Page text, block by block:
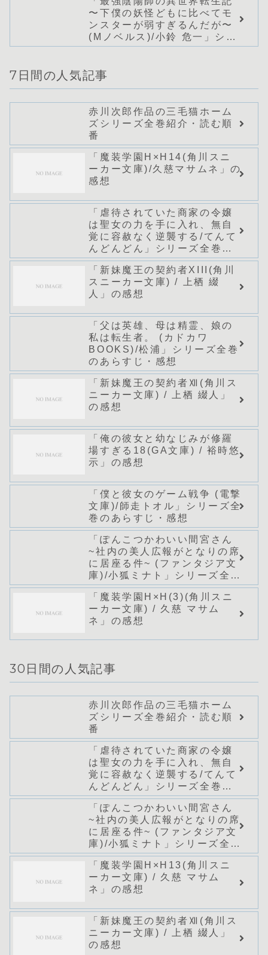
〜下僕の妖怪どもに比べてモ
ンスターが弱すぎるんだが〜
(Mノベルス)/小鈴 危一」シリ
ーズ全巻のあらすじ・感想
7日間の人気記事
赤川次郎作品の三毛猫ホーム
ズシリーズ全巻紹介・読む順
番
「魔装学園H×H14(角川スニ
ーカー文庫)/久慈マサムネ」の
感想
「虐待されていた商家の令嬢
は聖女の力を手に入れ、無自
覚に容赦なく逆襲する/てんて
んどんどん」シリーズ全巻の
あらすじ・感想
「新妹魔王の契約者XIII(角川
スニーカー文庫) / 上栖 綴
人」の感想
「父は英雄、母は精霊、娘の
私は転生者。 (カドカワ
BOOKS)/松浦」シリーズ全巻
のあらすじ・感想
「新妹魔王の契約者Ⅻ(角川ス
ニーカー文庫) / 上栖 綴人」
の感想
「俺の彼女と幼なじみが修羅
場すぎる18(GA文庫) / 裕時悠
示」の感想
「僕と彼女のゲーム戦争 (電撃
文庫)/師走トオル」シリーズ全
巻のあらすじ・感想
「ぽんこつかわいい間宮さん
~社内の美人広報がとなりの席
に居座る件~ (ファンタジア文
庫)/小狐ミナト」シリーズ全巻
のあらすじ・感想
「魔装学園H×H(3)(角川スニ
ーカー文庫) / 久慈 マサム
ネ」の感想
30日間の人気記事
赤川次郎作品の三毛猫ホーム
ズシリーズ全巻紹介・読む順
番
「虐待されていた商家の令嬢
は聖女の力を手に入れ、無自
覚に容赦なく逆襲する/てんて
んどんどん」シリーズ全巻の
あらすじ・感想
「ぽんこつかわいい間宮さん
~社内の美人広報がとなりの席
に居座る件~ (ファンタジア文
庫)/小狐ミナト」シリーズ全巻
のあらすじ・感想
「魔装学園H×H13(角川スニ
ーカー文庫) / 久慈 マサム
ネ」の感想
「新妹魔王の契約者Ⅻ(角川ス
ニーカー文庫) / 上栖 綴人」
の感想